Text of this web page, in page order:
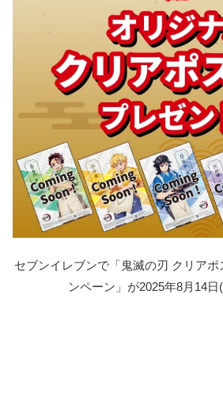
セブンイレブンで「鬼滅の刃 クリア
ンペーン」が2025年8月14日